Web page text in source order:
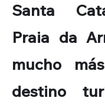
Santa
Praia da
mucho
destino